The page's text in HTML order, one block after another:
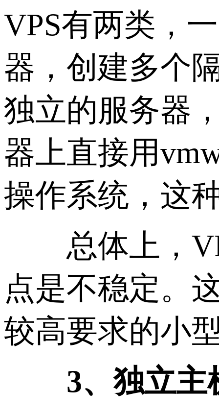
VPS有两类，
器，创建多个
独立的服务器
器上直接用
操作系统，这
总体上，
点是不稳定。
较高要求的小
3、独立主